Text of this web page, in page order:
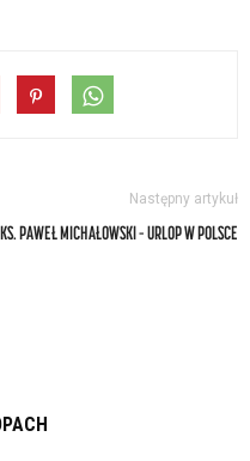
Następny artykuł
KS. PAWEŁ MICHAŁOWSKI – URLOP W POLSCE